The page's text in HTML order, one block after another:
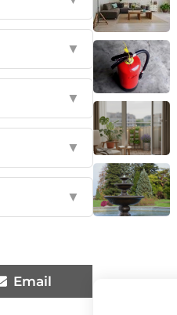
▼
▼
▼
▼
Email